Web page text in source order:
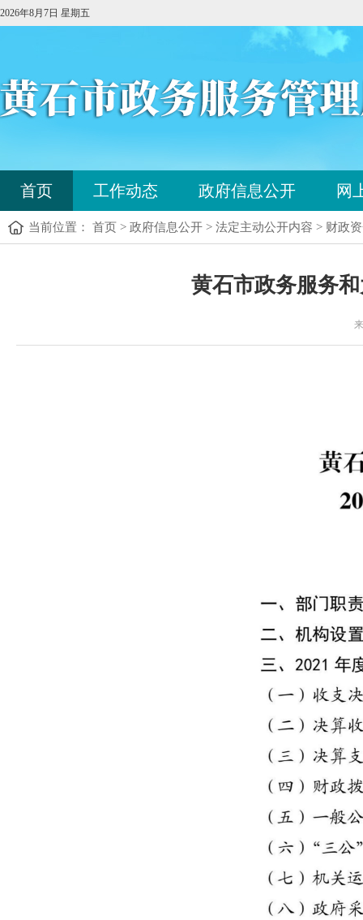
2026年8月7日 星期五
首页 工作动态 政府信息公开 网
当前位置： 首页 > 政府信息公开 > 法定主动公开内容 > 财政
黄石市政务服务